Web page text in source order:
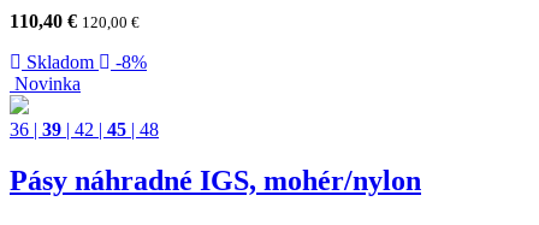
110,40 € 120,00 €
Skladom
-8%
Novinka
36 | 39 | 42 | 45 | 48
Pásy náhradné IGS, mohér/nylon